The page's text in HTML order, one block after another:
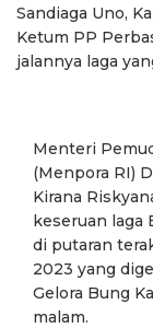
Sandiaga Uno,
Ketum PP
jalannya laga
Menteri
(Menpora RI)
Kirana
keseruan laga
di putaran
2023 yang
Gelora Bung
malam.